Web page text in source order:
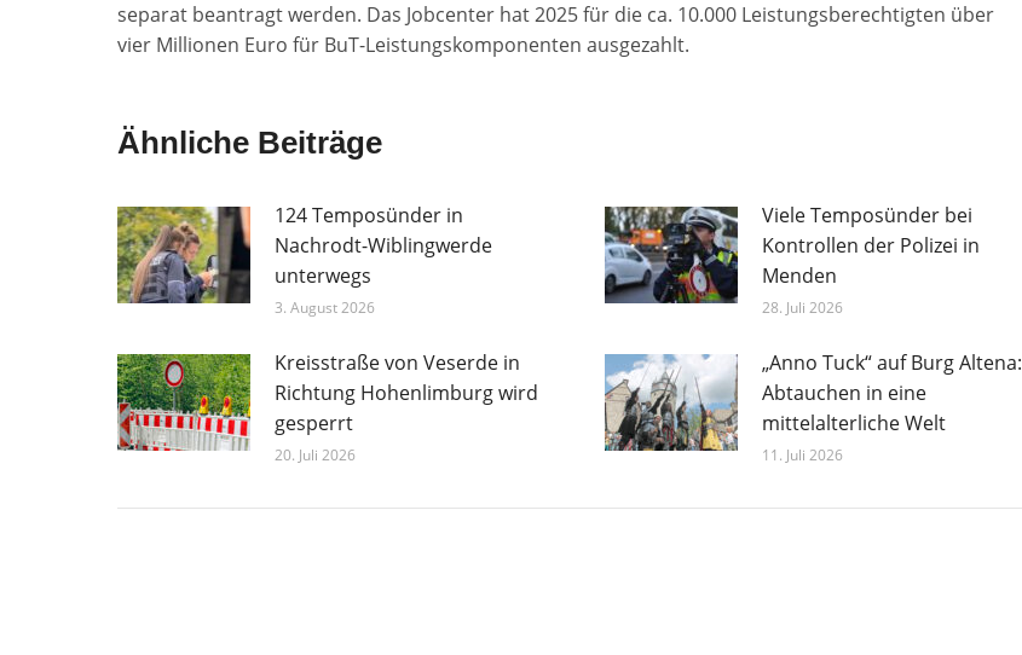
separat beantragt werden. Das Jobcenter hat 2025 für die ca. 10.000 Leistungsberechtigten über
vier Millionen Euro für BuT-Leistungskomponenten ausgezahlt.
Ähnliche Beiträge
124 Temposünder in
Nachrodt-Wiblingwerde
unterwegs
3. August 2026
Viele Temposünder bei
Kontrollen der Polizei in
Menden
28. Juli 2026
Kreisstraße von Veserde in
Richtung Hohenlimburg wird
gesperrt
20. Juli 2026
„Anno Tuck“ auf Burg Altena:
Abtauchen in eine
mittelalterliche Welt
11. Juli 2026